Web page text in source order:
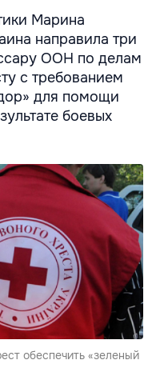
Марина
направила три
ООН по делам
с требованием
для помощи
боевых
обеспечить «зеленый